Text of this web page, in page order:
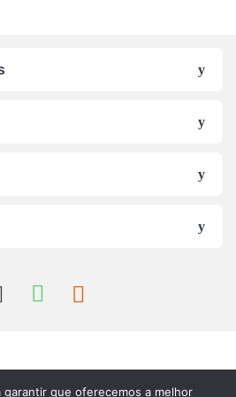
garantir que oferecemos a melhor